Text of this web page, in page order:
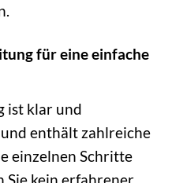
für eine einfache
ist klar und
enthält zahlreiche
einzelnen Schritte
Sie kein erfahrener